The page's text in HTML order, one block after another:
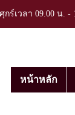
เวลา 09.00 น. -
หน้าหลัก